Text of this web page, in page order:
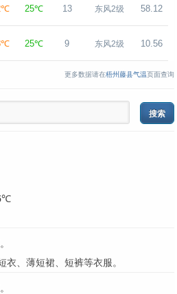
25℃ 13 东风2级 58.12
25℃ 9 东风2级 10.56
更多数据请在梧州藤县气温页面查询
℃
、薄短裙、短裤等衣服。